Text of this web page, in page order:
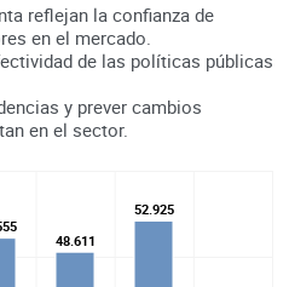
reflejan la confianza de
en el mercado.
de las políticas públicas
y prever cambios
en el sector.
48.611
48.611
52.925
52.925